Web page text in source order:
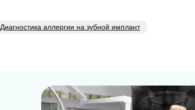
Диагностика аллергии на зубной имплант